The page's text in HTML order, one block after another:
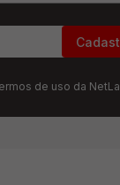
de uso da